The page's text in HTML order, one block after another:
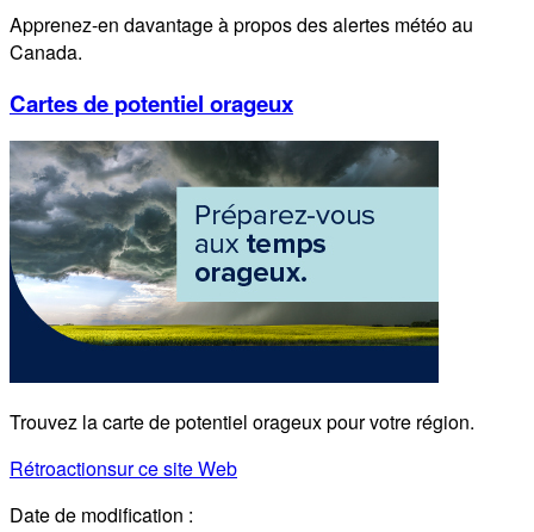
Apprenez-en davantage à propos des alertes météo au
Canada.
Cartes de potentiel orageux
Trouvez la carte de potentiel orageux pour votre région.
Rétroactionsur ce site Web
Date de modification :